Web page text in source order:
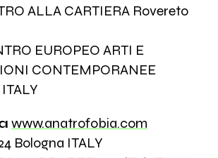
ALLA CARTIERA Rovereto
EUROPEO ARTI E
CONTEMPORANEE
www.anatrofobia.com
Bologna ITALY